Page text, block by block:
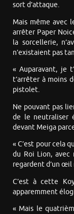
sort d’attaque.
Mais même avec
arrêter Paper
la sorcellerie,
n’existaient pas
« Auparavant, je
t’arrêter à moins
pistolet.
Ne pouvant pas
de le neutraliser
devant Meiga
« C’est pour cela
du Roi Lion, avec
regardent d’un œil
C’est à cette
apparemment
« Mais le